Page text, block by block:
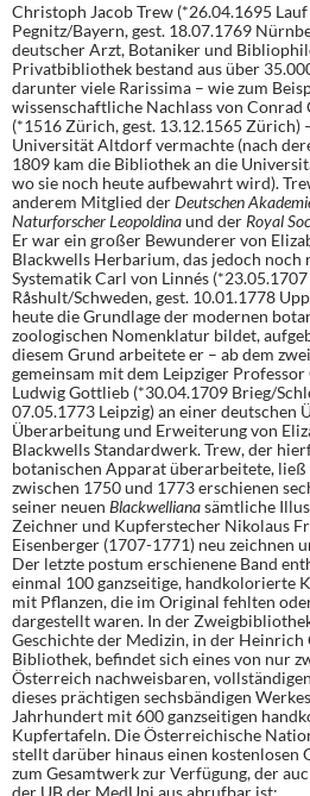
Christoph Jacob Trew (*26.04.1695
Pegnitz/Bayern, gest. 18.07.1769
deutscher Arzt, Botaniker und
Privatbibliothek bestand aus über
darunter viele Rarissima – wie zum
wissenschaftliche Nachlass von Conrad
(*1516 Zürich, gest. 13.12.1565 Zürich)
Universität Altdorf vermachte (nach
1809 kam die Bibliothek an die
wo sie noch heute aufbewahrt wird).
anderem Mitglied derDeutschen
Naturforscher Leopoldinaund der Royal
Er war ein großer Bewunderer von
Blackwells Herbarium, das jedoch noch
Systematik Carl von Linnés (*23.05.1707
Råshult/Schweden, gest. 10.01.1778
heute die Grundlage der modernen
zoologischen Nomenklatur bildet,
diesem Grund arbeitete er – ab dem
gemeinsam mit dem Leipziger
Ludwig Gottlieb (*30.04.1709 Brieg/
07.05.1773 Leipzig) an einer deutschen
Überarbeitung und Erweiterung von
Blackwells Standardwerk. Trew, der
botanischen Apparat überarbeitete, ließ
zwischen 1750 und 1773 erschienen
seiner neuen Blackwellianasämtliche
Zeichner und Kupferstecher Nikolaus
Eisenberger (1707-1771) neu zeichnen
Der letzte postum erschienene Band
einmal 100 ganzseitige, handkolorierte
mit Pflanzen, die im Original fehlten
dargestellt waren. In der
Geschichte der Medizin, in der Heinrich
Bibliothek, befindet sich eines von nur
Österreich nachweisbaren,
dieses prächtigen sechsbändigen
Jahrhundert mit 600 ganzseitigen
Kupfertafeln. Die Österreichische
stellt darüber hinaus einen kostenlosen
zum Gesamtwerk zur Verfügung, der